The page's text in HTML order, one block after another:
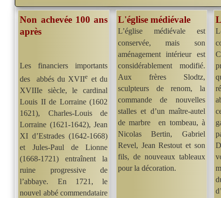
Non achevée 100 ans
après
Les financiers importants
des abbés du XVIIe et du
XVIIIe siècle, le cardinal
Louis II de Lorraine (1602
1621), Charles-Louis de
Lorraine (1621-1642), Jean
XI d’Estrades (1642-1668)
et Jules-Paul de Lionne
(1668-1721) entraînent la
ruine progressive de
l’abbaye. En 1721, le
nouvel abbé commendataire
L'église médiévale
L’église médiévale est
conservée, mais son
aménagement intérieur est
considérablement modifié.
Aux frères Slodtz,
sculpteurs de renom, la
commande de nouvelles
stalles et d’un maître-autel
de marbre en tombeau, à
Nicolas Bertin, Gabriel
Revel, Jean Restout et son
fils, de nouveaux tableaux
pour la décoration.